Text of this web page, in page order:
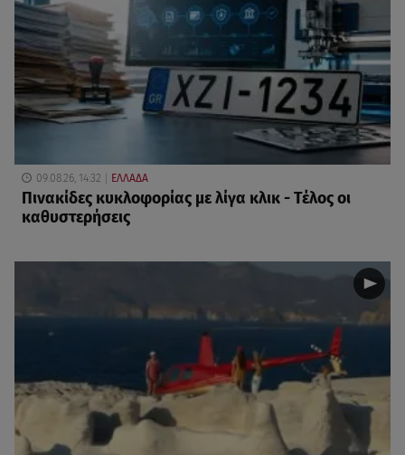
09.08.26, 14:32 ΕΛΛΑΔΑ
Πινακίδες κυκλοφορίας με λίγα κλικ - Τέλος οι
καθυστερήσεις